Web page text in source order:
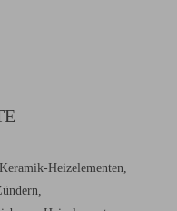
Heizelementen,